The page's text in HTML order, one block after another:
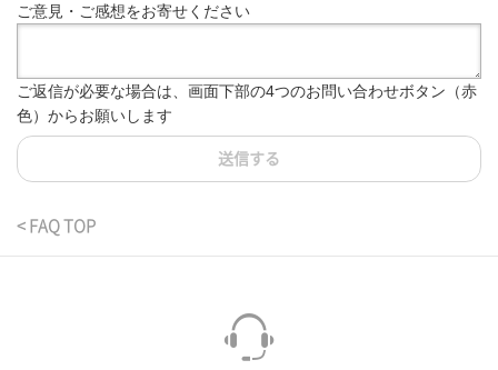
ご意見・ご感想をお寄せください
ご返信が必要な場合は、画面下部の4つのお問い合わせボタン（赤
色）からお願いします
送信する
< FAQ TOP